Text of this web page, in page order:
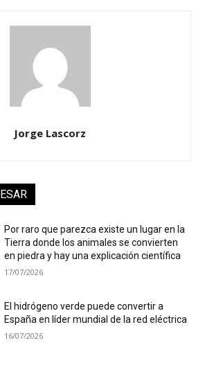
Jorge Lascorz
Por raro que parezca existe un lugar en la
Tierra donde los animales se convierten
en piedra y hay una explicación científica
17/07/2026
El hidrógeno verde puede convertir a
España en líder mundial de la red eléctrica
16/07/2026